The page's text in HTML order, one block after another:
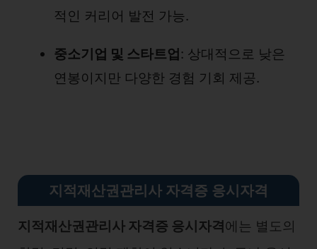
적인 커리어 발전 가능.
중소기업 및 스타트업 : 상대적으로 낮은
연봉이지만 다양한 경험 기회 제공.
지적재산권관리사 자격증 응시자격
지적재산권관리사 자격증 응시자격 에는 별도의